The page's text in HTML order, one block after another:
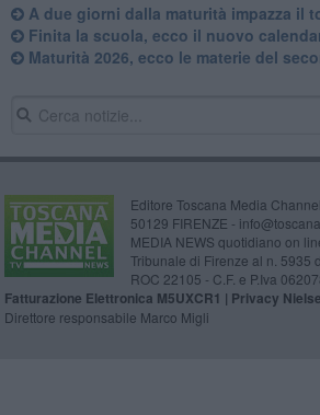
A due giorni dalla maturità impazza il
Finita la scuola, ecco il nuovo
Maturità 2026, ecco le materie del
Editore Toscana Media
50129 FIRENZE -
MEDIA NEWS quotidiano on
Tribunale di Firenze al n. 5935
ROC 22105 - C.F. e P.Iva
Fatturazione Elettronica M5UXCR1 | Privacy
Direttore responsabile Marco Migli